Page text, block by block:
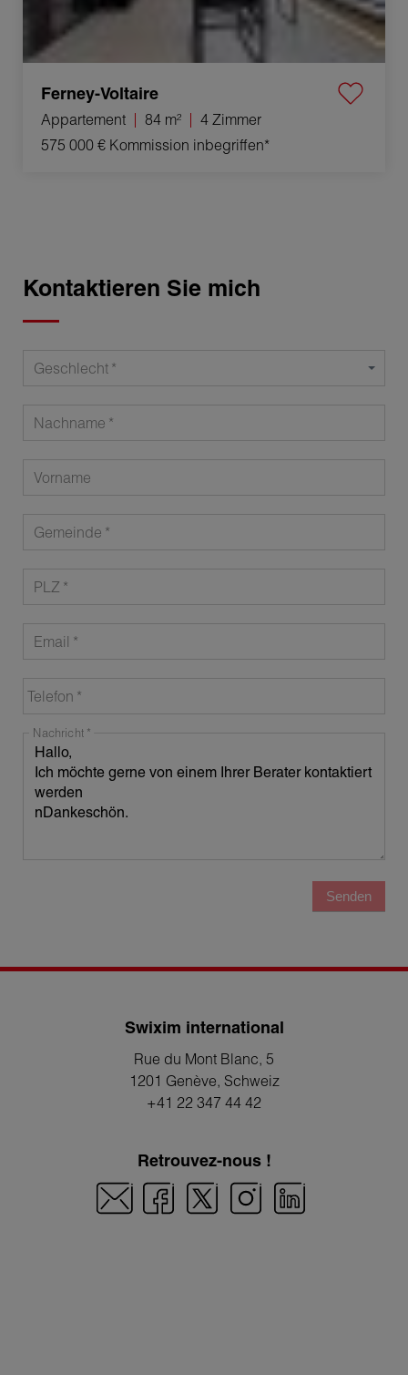
Ferney-Voltaire
Appartement 84 m²
4 Zimmer
575 000 € Kommission inbegriffen*
Kontaktieren Sie mich
Geschlecht
Nachname
Vorname
Gemeinde
PLZ
Email
Telefon
Nachricht
Senden
Swixim international
Rue du Mont Blanc, 5
1201 Genève, Schweiz
+41 22 347 44 42
Retrouvez-nous !